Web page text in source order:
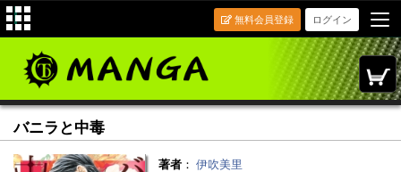
ログイン
無料会員登録
バニラと中毒
著者 ： 伊吹美里